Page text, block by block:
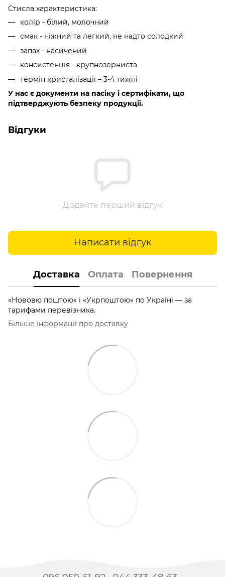
Стисла характеристика:
колір - білий, молочний
смак - ніжний та легкий, не надто солодкий
запах - насичений
консистенція - крупнозерниста
термін кристалізації – 3-4 тижні
У нас є документи на пасіку і сертифікати, що
підтверджують безпеку продукції.
Відгуки
Додайте перший відгук
Написати відгук
Доставка Оплата Повернення
«Нововю поштою» і «Укрпоштою» по Україні — за
тарифами перевізника.
Більше інформації про доставку